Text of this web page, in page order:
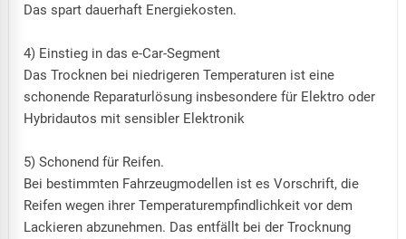
Das spart dauerhaft Energiekosten.
4) Einstieg in das e-Car-Segment
Das Trocknen bei niedrigeren Temperaturen ist eine
schonende Reparaturlösung insbesondere für Elektro oder
Hybridautos mit sensibler Elektronik
5) Schonend für Reifen.
Bei bestimmten Fahrzeugmodellen ist es Vorschrift, die
Reifen wegen ihrer Temperaturempfindlichkeit vor dem
Lackieren abzunehmen. Das entfällt bei der Trocknung